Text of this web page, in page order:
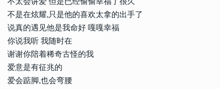
不是在炫耀,只是他的喜欢太拿的出手了
说真的遇见他是我命好 嘎嘎幸福
你说我听 我随时在
谢谢你陪着稀奇古怪的我
爱意是有征兆的
爱会踮脚,也会弯腰